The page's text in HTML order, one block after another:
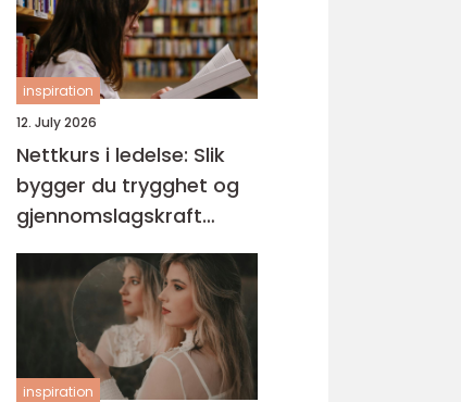
inspiration
12. July 2026
Nettkurs i ledelse: Slik
bygger du trygghet og
gjennomslagskraft
gjennom riktig ledelse-
kurs
inspiration